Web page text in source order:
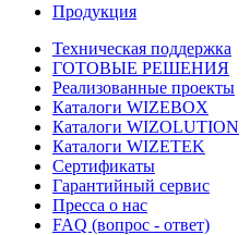
Продукция
Техническая поддержка
ГОТОВЫЕ РЕШЕНИЯ
Реализованные проекты
Каталоги WIZEBOX
Каталоги WIZOLUTION
Каталоги WIZETEK
Сертификаты
Гарантийный сервис
Пресса о нас
FAQ (вопрос - ответ)